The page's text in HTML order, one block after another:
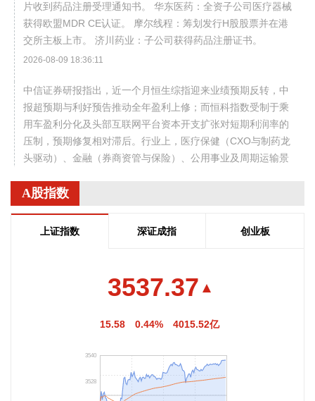
片收到药品注册受理通知书。 华东医药：全资子公司医疗器械
获得欧盟MDR CE认证。 摩尔线程：筹划发行H股股票并在港
交所主板上市。 济川药业：子公司获得药品注册证书。
2026-08-09 18:36:11
中信证券研报指出，近一个月恒生综指迎来业绩预期反转，中
报超预期与利好预告推动全年盈利上修；而恒科指数受制于乘
用车盈利分化及头部互联网平台资本开支扩张对短期利润率的
压制，预期修复相对滞后。行业上，医疗保健（CXO与制药龙
头驱动）、金融（券商资管与保险）、公用事业及周期运输景
金回补超跌低位板块与交易高景气业绩动能的“双管齐下”特
征。面对财报密集披露期与海内外宏观扰动，配置建议维持“红
利防守+成长弹性”杠铃策略：防守端锁定高股息、低β“类债”资
尽管7月A股市场调整，但新发基金市场却呈现出冷暖反差，多
背后，是不少基金经理对于当前科技行情长周期属性的深度研
判，公募普遍判断AI产业浪潮不是短期主题炒作，科技浪潮的
演绎周期也远不止半年。
A股指数
上证指数 深证成指 创业板
3537.37
15.58 0.44% 4015.52亿
3528
3540